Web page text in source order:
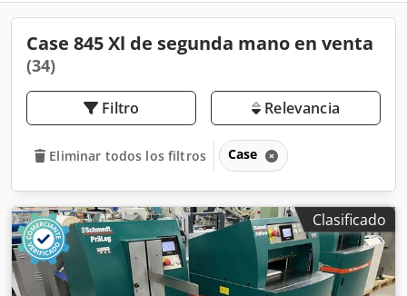
Case 845 Xl de segunda mano en venta
(34)
Filtro Relevancia
Eliminar todos los filtros Case
Clasificado